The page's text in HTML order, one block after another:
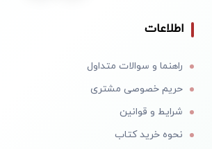
اطلاعات
راهنما و سوالات متداول
حریم خصوصی مشتری
شرایط و قوانین
نحوه خرید کتاب